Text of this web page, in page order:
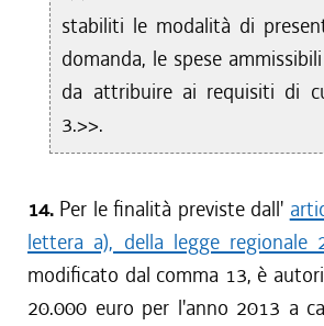
stabiliti le modalità di
domanda, le spese
da attribuire ai requisiti di
3.>>.
14. Per le finalità previste dall'
lettera a), della legge regionale
modificato dal comma 13, è
20.000 euro per l'anno 2013 a